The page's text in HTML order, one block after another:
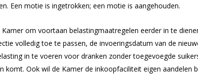
Een motie is ingetrokken; een motie is aangehouden.
om voortaan belastingmaatregelen eerder in te
volledig toe te passen, de invoeringsdatum van de
in te voeren voor dranken zonder toegevoegde
Ook wil de Kamer de inkoopfaciliteit eigen aandelen